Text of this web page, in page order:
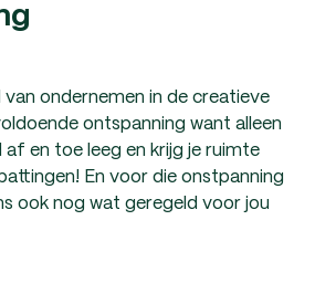
van ondernemen in de creatieve
ontspanning want alleen
en toe leeg en krijg je ruimte
En voor die onstpanning
ook nog wat geregeld voor jou